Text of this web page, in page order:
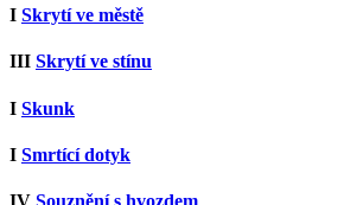
I Skrytí ve městě
III Skrytí ve stínu
I Skunk
I Smrtící dotyk